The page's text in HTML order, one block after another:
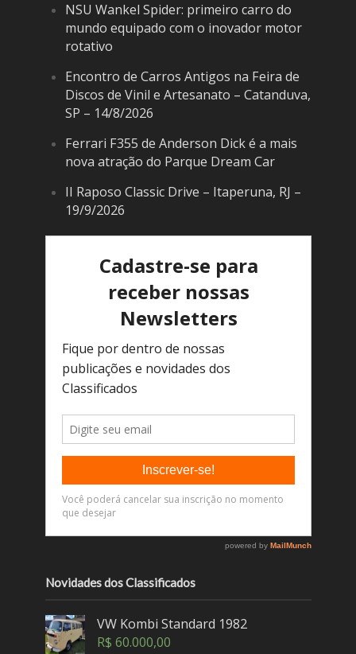
NSU Wankel Spider: primeiro carro do
mundo equipado com o inovador motor
rotativo
Encontro de Carros Antigos na Feira de
Discos de Vinil e Artesanato – Catanduva,
SP – 14/8/2026
Ferrari F355 de Anderson Dick é a mais
nova atração do Parque Dream Car
II Raposo Classic Drive – Itaperuna, RJ –
19/9/2026
Novidades dos Classificados
VW Kombi Standard 1982
R$ 60.000,00